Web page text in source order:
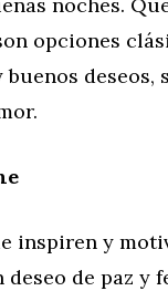
opciones
inspiren y
de paz y